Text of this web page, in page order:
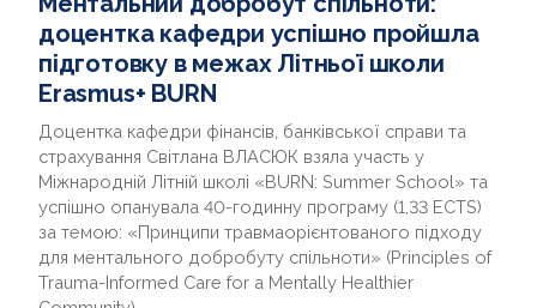
доцентка кафедри успішно пройшла
підготовку в межах Літньої школи
Erasmus+ BURN
Доцентка кафедри фінансів, банківської справи та
страхування Світлана ВЛАСЮК взяла участь у
Міжнародній Літній школі «BURN: Summer School» та
успішно опанувала 40-годинну програму (1,33 ECTS)
за темою: «Принципи травмаорієнтованого підходу
для ментального добробуту спільноти» (Principles of
Trauma-Informed Care for a Mentally Healthier